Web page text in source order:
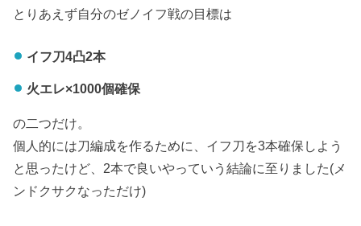
とりあえず自分のゼノイフ戦の目標は
イフ刀4凸2本
火エレ×1000個確保
の二つだけ。
個人的には刀編成を作るために、イフ刀を3本確保しよう
と思ったけど、2本で良いやっていう結論に至りました(メ
ンドクサクなっただけ)